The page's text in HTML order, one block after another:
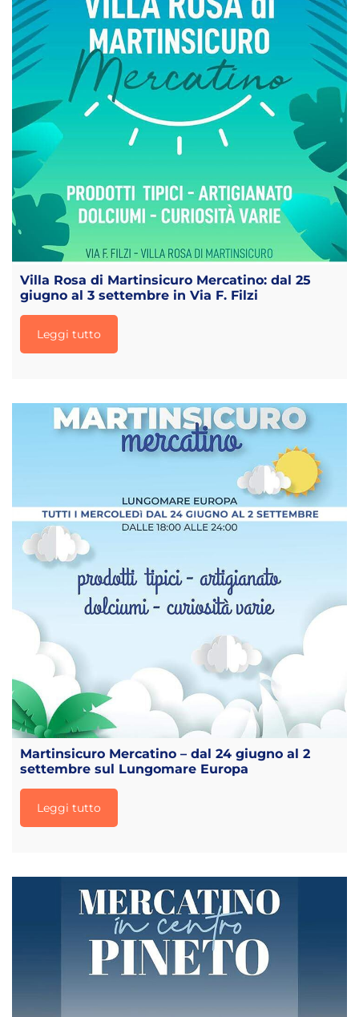
Villa Rosa di Martinsicuro Mercatino: dal 25
giugno al 3 settembre in Via F. Filzi
Leggi tutto
Martinsicuro Mercatino – dal 24 giugno al 2
settembre sul Lungomare Europa
Leggi tutto